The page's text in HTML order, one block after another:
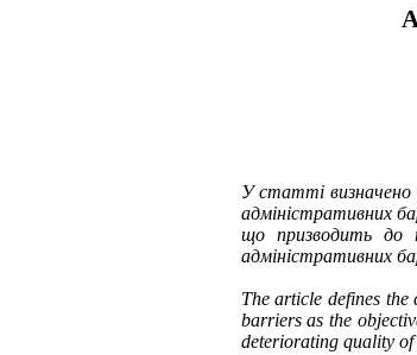
У статті визначено
адміністративних
що призводить до
адміністративних
The article defines
barriers as the
deteriorating quality of